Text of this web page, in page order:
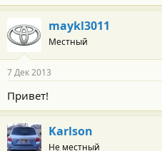
maykl3011
Местный
7 Дек 2013
Привет!
Karlson
Не местный